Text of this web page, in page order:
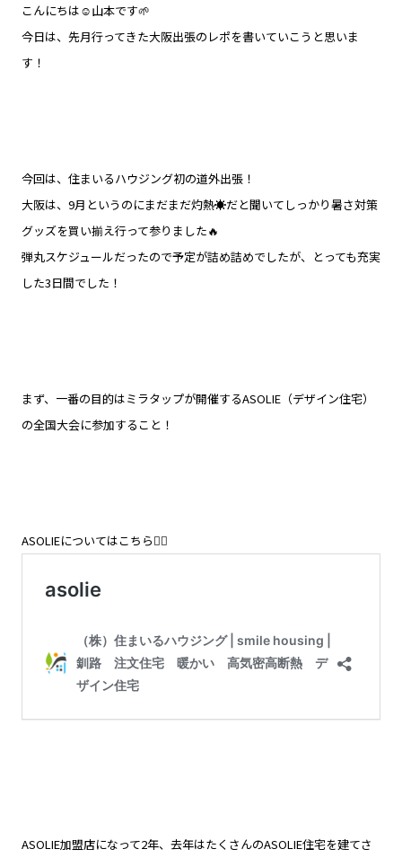
こんにちは☺️山本です🌱
今日は、先月行ってきた大阪出張のレポを書いていこうと思いま
す！
今回は、住まいるハウジング初の道外出張！
大阪は、9月というのにまだまだ灼熱☀️だと聞いてしっかり暑さ対策
グッズを買い揃え行って参りました🔥
弾丸スケジュールだったので予定が詰め詰めでしたが、とっても充実
した3日間でした！
まず、一番の目的はミラタップが開催するASOLIE（デザイン住宅）
の全国大会に参加すること！
ASOLIEについてはこちら👇🏻
ASOLIE加盟店になって2年、去年はたくさんのASOLIE住宅を建てさ